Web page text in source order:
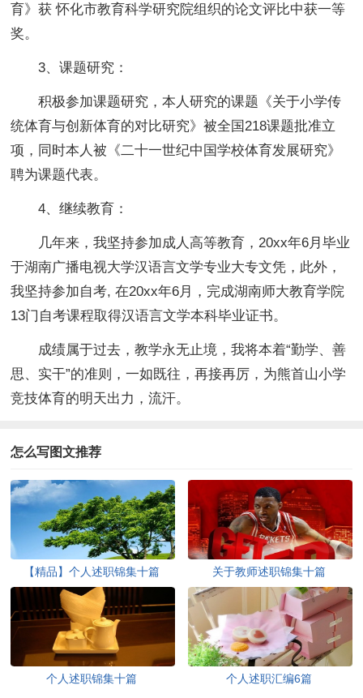
育》获 怀化市教育科学研究院组织的论文评比中获一等
奖。
3、课题研究：
积极参加课题研究，本人研究的课题《关于小学传
统体育与创新体育的对比研究》被全国218课题批准立
项，同时本人被《二十一世纪中国学校体育发展研究》
聘为课题代表。
4、继续教育：
几年来，我坚持参加成人高等教育，20xx年6月毕业
于湖南广播电视大学汉语言文学专业大专文凭，此外，
我坚持参加自考, 在20xx年6月，完成湖南师大教育学院
13门自考课程取得汉语言文学本科毕业证书。
成绩属于过去，教学永无止境，我将本着“勤学、善
思、实干”的准则，一如既往，再接再厉，为熊首山小学
竞技体育的明天出力，流汗。
怎么写图文推荐
【精品】个人述职锦集十篇 关于教师述职锦集十篇
个人述职锦集十篇 个人述职汇编6篇